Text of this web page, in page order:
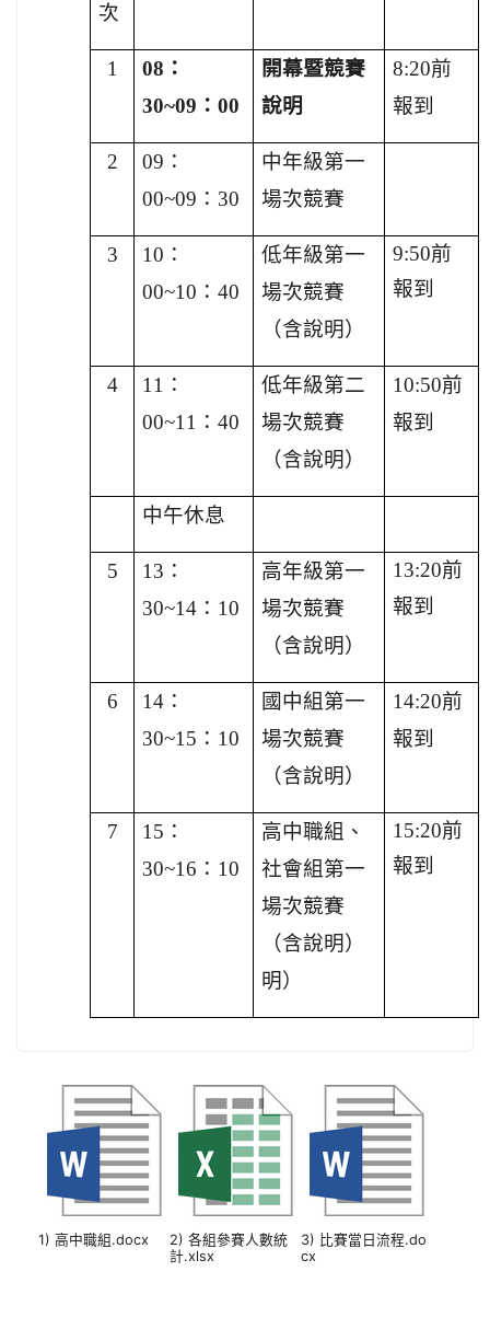
次
1 08 ：
30~09：00
開幕暨競賽
說明
8:20前
報到
2 09 ：
00~09：30
中年級第一
場次競賽
3 10 ：
00~10：40
低年級第一
場次競賽
（含說明）
9:50前
報到
4 11 ：
00~11：40
低年級第二
場次競賽
（含說明）
10:50前
報到
中午休息
5 13 ：
30~14：10
高年級第一
場次競賽
（含說明）
13:20前
報到
6 14 ：
30~15：10
國中組第一
場次競賽
（含說明）
14:20前
報到
7 15 ：
30~16：10
高中職組、
社會組第一
場次競賽
（含說明）
明）
15:20前
報到
1) 高中職組.docx
2) 各組參賽人數統
計.xlsx
3) 比賽當日流程.do
cx